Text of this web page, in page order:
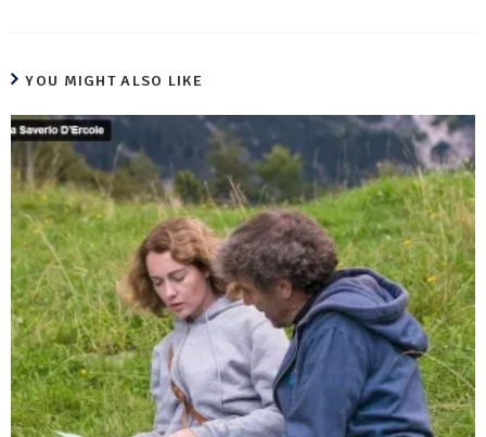
YOU MIGHT ALSO LIKE